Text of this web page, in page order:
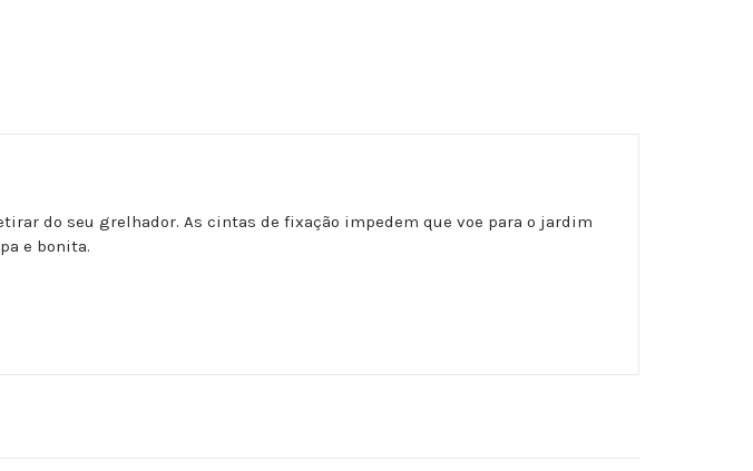
do seu grelhador. As cintas de fixação impedem que voe para o jardim
e bonita.